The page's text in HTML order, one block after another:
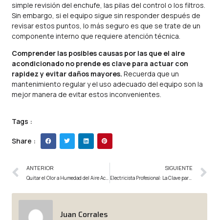
simple revisión del enchufe, las pilas del control o los filtros.
Sin embargo, si el equipo sigue sin responder después de
revisar estos puntos, lo más seguro es que se trate de un
componente interno que requiere atención técnica.
Comprender las posibles causas por las que el aire
acondicionado no prende es clave para actuar con
rapidez y evitar daños mayores. Recuerda que un
mantenimiento regular y el uso adecuado del equipo son la
mejor manera de evitar estos inconvenientes.
Tags :
Share :
ANTERIOR SIGUIENTE
Electricista Profesional: La Clave para un Hogar Seguro y Bien Mantenido
Juan Corrales